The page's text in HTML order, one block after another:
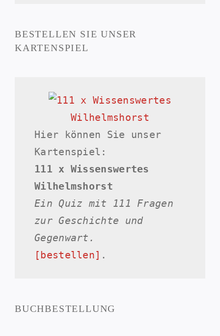
BESTELLEN SIE UNSER
KARTENSPIEL
Hier können Sie unser
Kartenspiel:
111 x Wissenswertes
Wilhelmshorst
Ein Quiz mit 111 Fragen
zur Geschichte und
Gegenwart.
[bestellen] .
BUCHBESTELLUNG